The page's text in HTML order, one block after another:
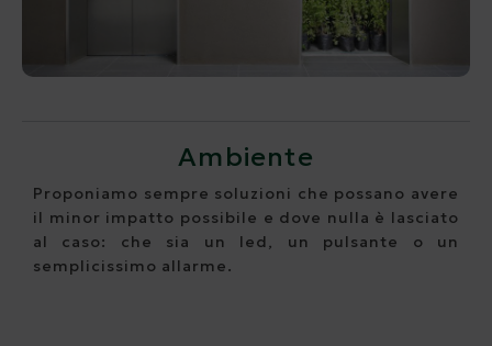
Ambiente
Proponiamo sempre soluzioni che possano avere
il minor impatto possibile e dove nulla è lasciato
al caso: che sia un led, un pulsante o un
semplicissimo allarme.